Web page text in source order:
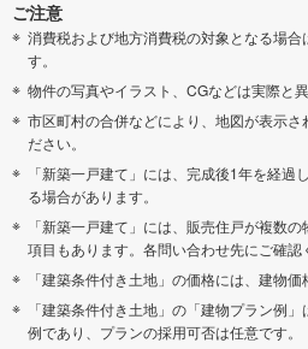
ご注意
消費税および地方消費税の対象となる場合
す。
物件の写真やイラスト、CGなどは実際と
市区町村の合併などにより、地図が表示さ
ださい。
「新築一戸建て」には、完成後1年を経
る場合があります。
「新築一戸建て」には、販売住戸が複数
項目もあります。各問い合わせ先にご確認
「建築条件付き土地」の価格には、建物価
「建築条件付き土地」の「建物プラン例
例であり、プランの採用可否は任意です。